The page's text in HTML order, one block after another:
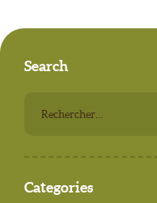
Search
Categories